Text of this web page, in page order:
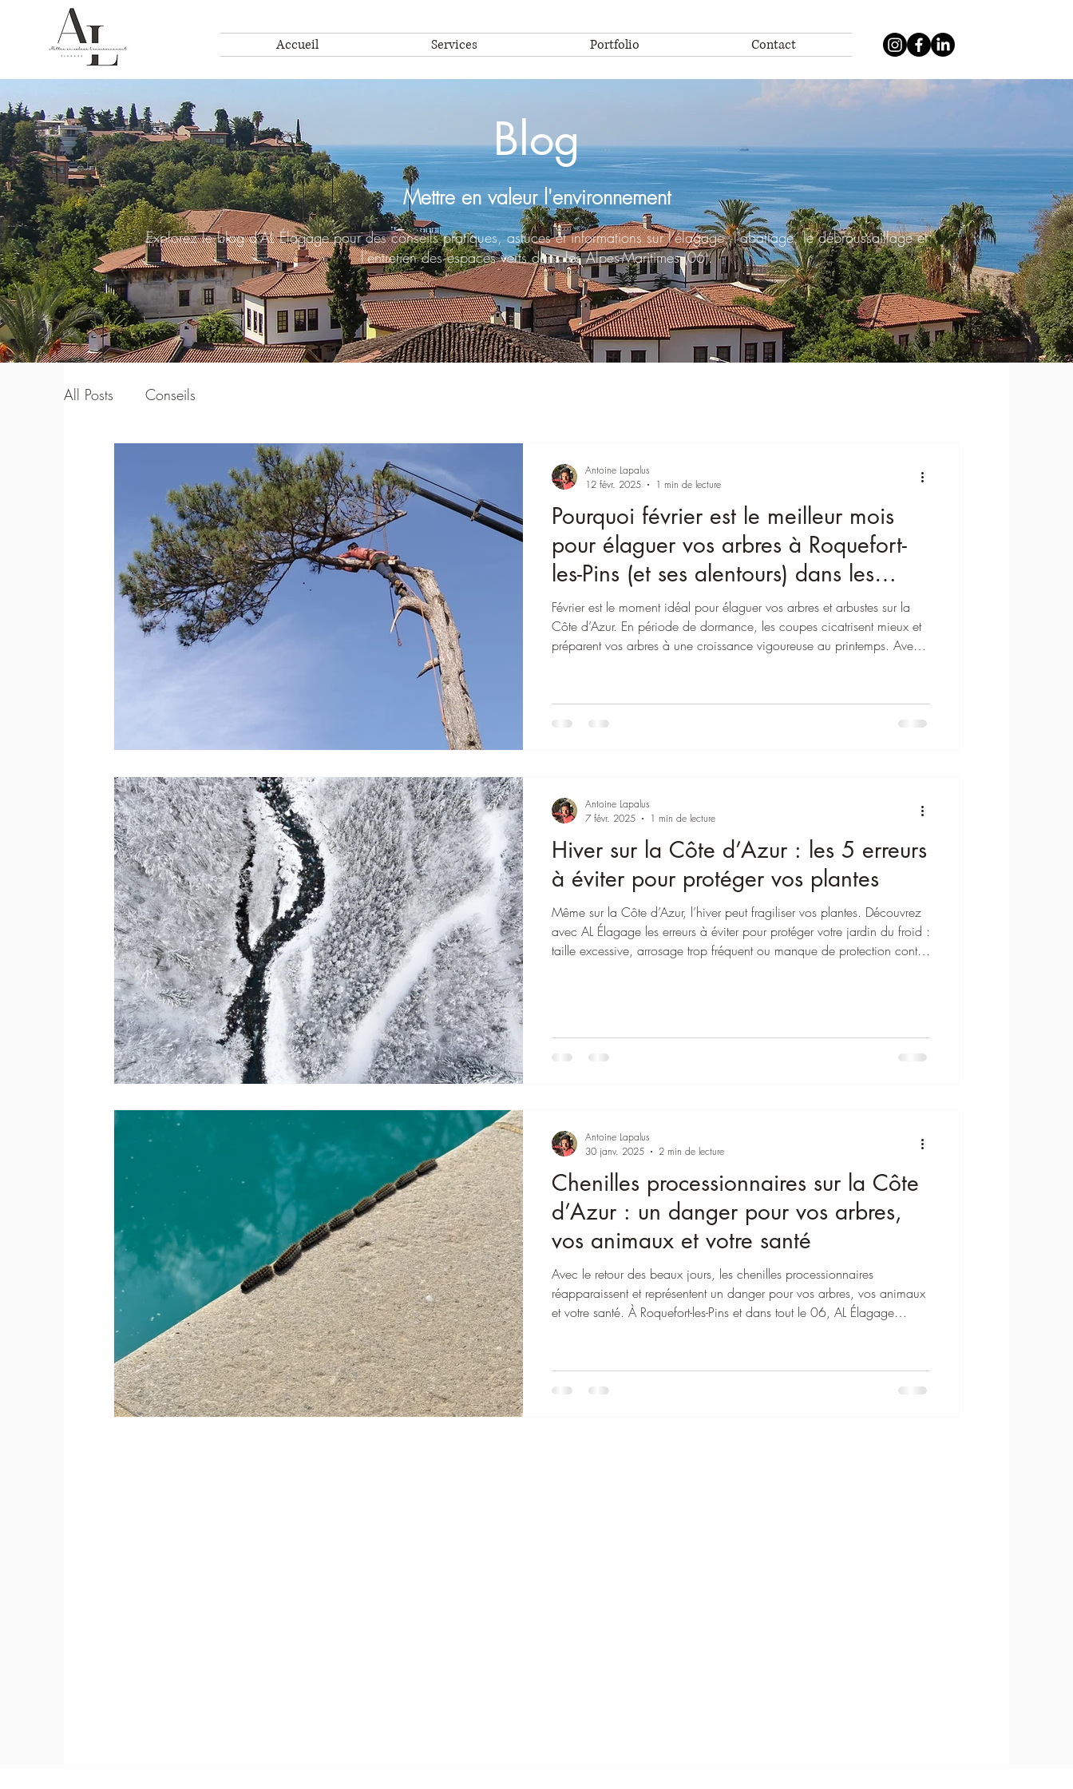
Accueil Services Portfolio Contact
Blog
Mettre en valeur l'environnement
Explorez le blog d’AL Élagage pour des conseils pratiques, astuces et informations sur l’élagage, l’abattage, le débroussaillage et
l’entretien des espaces verts dans les Alpes-Maritimes (06).
All Posts Conseils
Pourquoi février est le meilleur mois
pour élaguer vos arbres à Roquefort-
les-Pins (et ses alentours) dans les
Alpes-Maritimes
Février est le moment idéal pour élaguer vos arbres et arbustes sur la
Côte d’Azur. En période de dormance, les coupes cicatrisent mieux et
préparent vos arbres à une croissance vigoureuse au printemps. Avec
Antoine Lapalus
12 févr. 2025
1 min de lecture
Hiver sur la Côte d’Azur : les 5 erreurs
à éviter pour protéger vos plantes
Même sur la Côte d’Azur, l’hiver peut fragiliser vos plantes. Découvrez
avec AL Élagage les erreurs à éviter pour protéger votre jardin du froid :
taille excessive, arrosage trop fréquent ou manque de protection contre
Antoine Lapalus
7 févr. 2025
1 min de lecture
Chenilles processionnaires sur la Côte
d’Azur : un danger pour vos arbres,
vos animaux et votre santé
Avec le retour des beaux jours, les chenilles processionnaires
réapparaissent et représentent un danger pour vos arbres, vos animaux
et votre santé. À Roquefort-les-Pins et dans tout le 06, AL Élagage
Antoine Lapalus
30 janv. 2025
2 min de lecture